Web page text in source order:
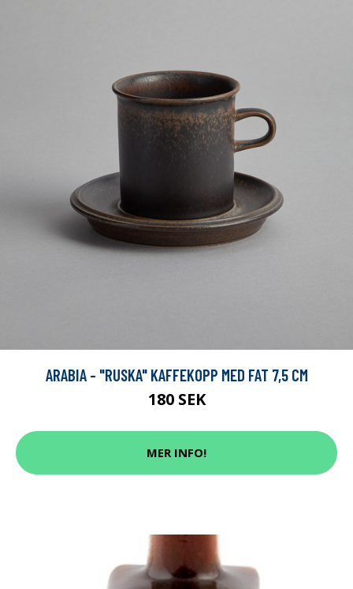
ARABIA - "RUSKA" KAFFEKOPP MED FAT 7,5 CM
180 SEK
MER INFO!